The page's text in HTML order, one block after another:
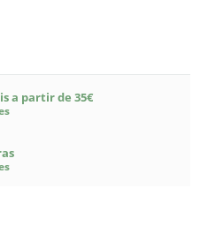
a partir de 35€